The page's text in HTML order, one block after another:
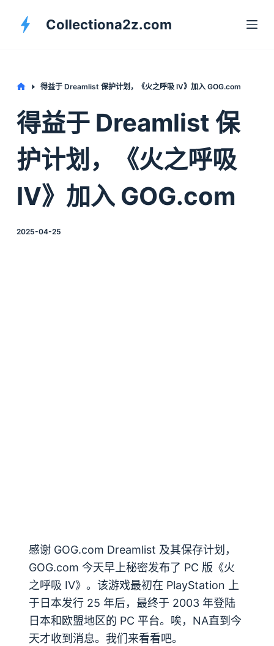
c
n
Collectiona2z.com
Home得益于 Dreamlist 保护计划，《火之呼吸 IV》加入 GOG.com
得益于 Dreamlist 保
护计划，《火之呼吸
IV》加入 GOG.com
2025-04-25
感谢 GOG.com Dreamlist 及其保存计划，
GOG.com 今天早上秘密发布了 PC 版《火
之呼吸 IV》。该游戏最初在 PlayStation 上
于日本发行 25 年后，最终于 2003 年登陆
日本和欧盟地区的 PC 平台。唉，NA直到今
天才收到消息。我们来看看吧。